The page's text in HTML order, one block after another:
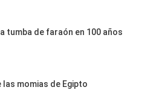
tumba de faraón en 100 años
las momias de Egipto